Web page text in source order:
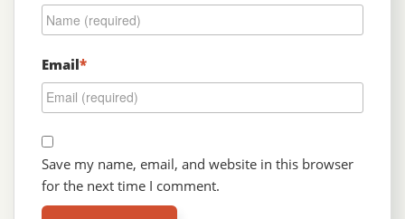
Email*
Save my name, email, and website in this browser
for the next time I comment.